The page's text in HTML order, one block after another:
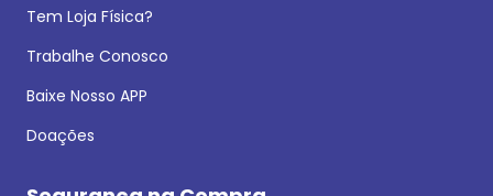
Tem Loja Física?
Trabalhe Conosco
Baixe Nosso APP
Doações